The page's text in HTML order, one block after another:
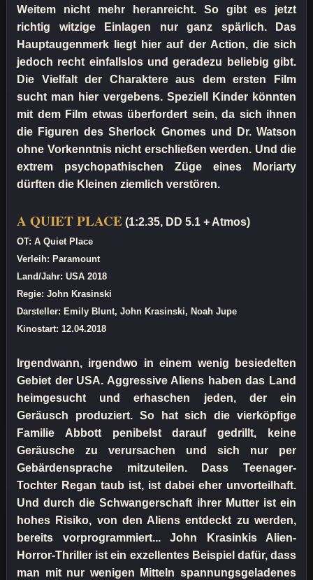
Weitem nicht mehr heranreicht. So gibt es jetzt
richtig witzige Einlagen nur ganz spärlich. Das
Hauptaugenmerk liegt hier auf der Action, die sich
jedoch recht einfallslos und geradezu beliebig gibt.
Die Vielfalt der Charaktere aus dem ersten Film
sucht man hier vergebens. Speziell Kinder könnten
mit dem Film etwas überfordert sein, da sich ihnen
die Figuren des Sherlock Gnomes und Dr. Watson
ohne Vorkenntnis nicht erschließen werden. Und die
extrem psychopathischen Züge eines Moriarty
dürften die Kleinen ziemlich verstören.
A QUIET PLACE (1:2.35, DD 5.1 + Atmos)
OT: A Quiet Place
Verleih: Paramount
Land/Jahr: USA 2018
Regie: John Krasinski
Darsteller: Emily Blunt, John Krasinski, Noah Jupe
Kinostart: 12.04.2018
Irgendwann, irgendwo in einem wenig besiedelten
Gebiet der USA. Aggressive Aliens haben das Land
heimgesucht und erhaschen jeden, der ein
Geräusch produziert. So hat sich die vierköpfige
Familie Abbott penibelst darauf gedrillt, keine
Geräusche zu verursachen und sich nur per
Gebärdensprache mitzuteilen. Dass Teenager-
Tochter Regan taub ist, ist dabei eher unvorteilhaft.
Und durch die Schwangerschaft ihrer Mutter ist ein
hohes Risiko, von den Aliens entdeckt zu werden,
bereits vorprogrammiert... John Krasinkis Alien-
Horror-Thriller ist ein exzellentes Beispiel dafür, dass
man mit nur wenigen Mitteln spannungsgeladenes